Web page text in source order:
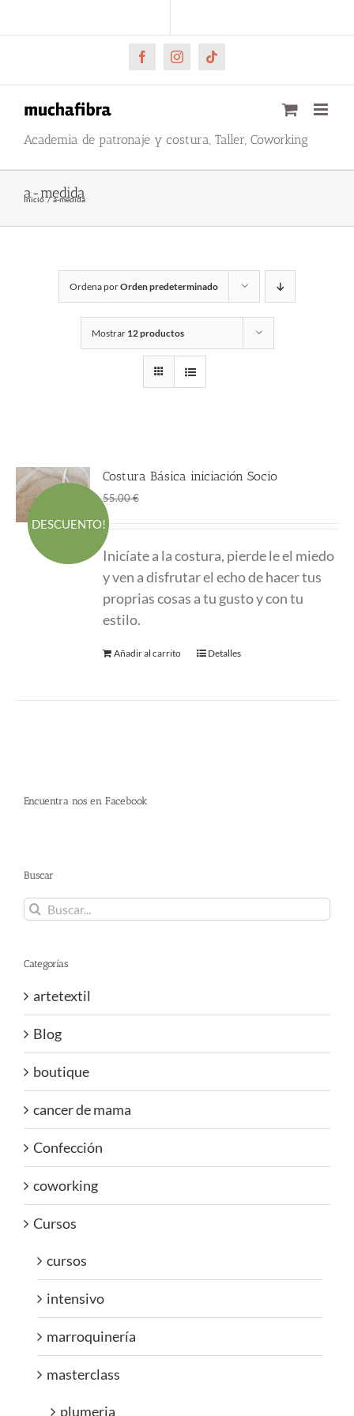
al
FacebookInstagramTiktok
Academia de patronaje y costura, Taller, Coworking
a-medida
Inicio a-medida
Ordena porOrden predeterminado
Mostrar 12 productos
DESCUENTO!
Costura Básica iniciación Socio
55.00€
era:
55.00 €.
es:
45.00 €.
Inicíate a la costura, pierde le el miedo
y ven a disfrutar el echo de hacer tus
proprias cosas a tu gusto y con tu
estilo.
Añadir al carrito Detalles
Encuentra nos en Facebook
Buscar
Buscar:
Categorías
artetextil
Blog
boutique
cancer de mama
Confección
coworking
Cursos
cursos
intensivo
marroquinería
masterclass
plumeria